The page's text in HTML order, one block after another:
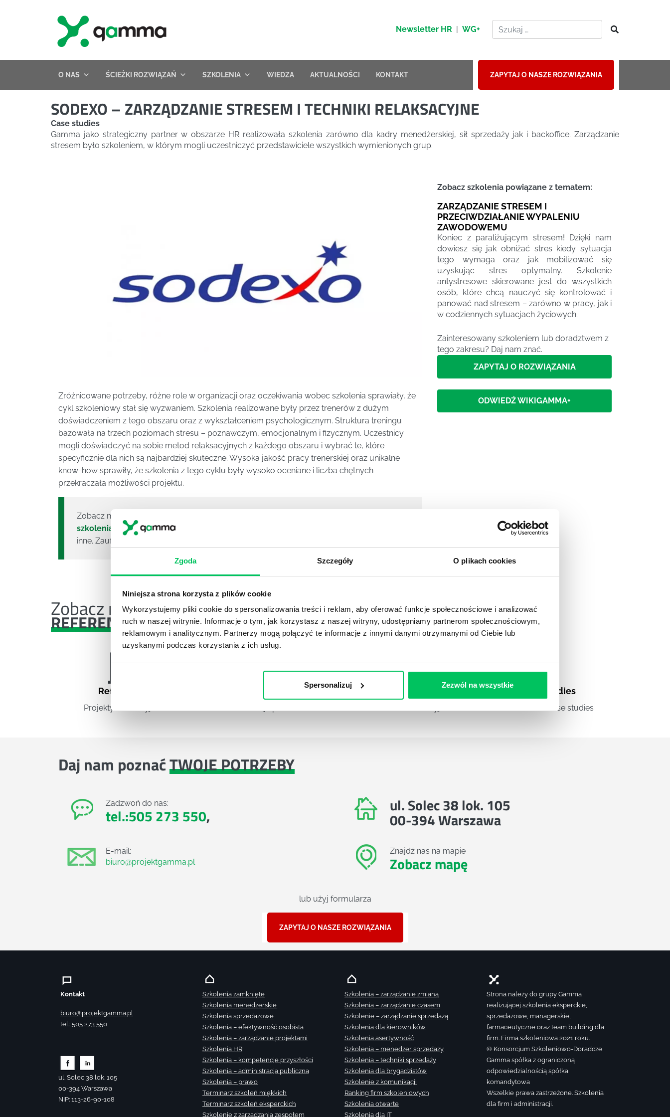
Zgoda Szczegóły O plikach cookies
Niniejsza strona korzysta z plików cookie
Wykorzystujemy pliki cookie do spersonalizowania treści i reklam, aby oferować funkcje społecznościowe i analizować
ruch w naszej witrynie. Informacje o tym, jak korzystasz z naszej witryny, udostępniamy partnerom społecznościowym,
reklamowym i analitycznym. Partnerzy mogą połączyć te informacje z innymi danymi otrzymanymi od Ciebie lub
uzyskanymi podczas korzystania z ich usług.
Spersonalizuj Zezwól na wszystkie
Newsletter HR | WG+
O NAS ŚCIEŻKI ROZWIĄZAŃ SZKOLENIA WIEDZA AKTUALNOŚCI KONTAKT ZAPYTAJ O NASZE ROZWIĄZANIA
SODEXO – ZARZĄDZANIE STRESEM I TECHNIKI RELAKSACYJNE
Case studies
Gamma jako strategiczny partner w obszarze HR realizowała szkolenia zarówno dla kadry menedżerskiej, sił sprzedaży jak i backoffice. Zarządzanie
stresem było szkoleniem, w którym mogli uczestniczyć przedstawiciele wszystkich wymienionych grup.
Zróżnicowane potrzeby, różne role w organizacji oraz oczekiwania wobec szkolenia sprawiały, że
cykl szkoleniowy stał się wyzwaniem. Szkolenia realizowane były przez trenerów z dużym
doświadczeniem z tego obszaru oraz z wykształceniem psychologicznym. Struktura treningu
bazowała na trzech poziomach stresu – poznawczym, emocjonalnym i fizycznym. Uczestnicy
mogli doświadczyć na sobie metod relaksacyjnych z każdego obszaru i wybrać te, które
specyficznie dla nich są najbardziej skuteczne. Wysoka jakość pracy trenerskiej oraz unikalne
know-how sprawiły, że szkolenia z tego cyklu były wysoko oceniane i liczba chętnych
przekraczała możliwości projektu.
Zobacz nasze szkolenia menadżerskie, interpersonalne i szkolenia sprzedażowe np:
szkolenia z negocjacji,szkolenia techniki sprzedaży
inne. Zaufaj firmie szkoleniowej roku.
Zobacz szkolenia powiązane z tematem:
ZARZĄDZANIE STRESEM I
PRZECIWDZIAŁANIE WYPALENIU
ZAWODOWEMU
Koniec z paraliżującym stresem! Dzięki nam
dowiesz się jak obniżać stres kiedy sytuacja
tego wymaga oraz jak mobilizować się
uzyskując stres optymalny. Szkolenie
antystresowe skierowane jest do wszystkich
osób, które chcą nauczyć się kontrolować i
panować nad stresem – zarówno w pracy, jak i
w codziennych sytuacjach życiowych.
Zainteresowany szkoleniem lub doradztwem z
tego zakresu? Daj nam znać.
ZAPYTAJ O ROZWIĄZANIA
ODWIEDŹ WIKIGAMMA+
Zobacz nasze
REFERENCJE I CASE STUDIES
Referencje
Projekty komercyjne
Case studies
Zestawienie case studies
Daj nam poznaćTWOJE POTRZEBY
Zadzwoń do nas:
tel.:505 273 550,
E-mail:
biuro@projektgamma.pl
ul. Solec 38 lok. 105
00-394 Warszawa
Znajdź nas na mapie
Zobacz mapę
lub użyj formularza
ZAPYTAJ O NASZE ROZWIĄZANIA
Kontakt
biuro@projektgamma.pl
tel.: 505 273 550
ul. Solec 38 lok. 105
00-394 Warszawa
NIP: 113-26-90-108
Szkolenia zamknięte
Szkolenia menedżerskie
Szkolenia sprzedażowe
Szkolenia – efektywność osobista
Szkolenia – zarządzanie projektami
Szkolenia HR
Szkolenia – kompetencje przyszłości
Szkolenia – administracja publiczna
Szkolenia – prawo
Terminarz szkoleń miękkich
Terminarz szkoleń eksperckich
Szkolenie z zarządzania zespołem
Szkolenia – zarządzanie zmianą
Szkolenia – zarządzanie czasem
Szkolenie – zarządzanie sprzedażą
Szkolenia dla kierowników
Szkolenia asertywność
Szkolenia – menedżer sprzedaży
Szkolenia – techniki sprzedaży
Szkolenia dla brygadzistów
Szkolenie z komunikacji
Ranking firm szkoleniowych
Szkolenia otwarte
Szkolenia dla IT
Strona należy do grupy Gamma
realizującej szkolenia eksperckie,
sprzedażowe, managerskie,
farmaceutyczne oraz team building dla
firm. Firma szkoleniowa 2021 roku.
© Konsorcjum Szkoleniowo-Doradcze
Gamma spółka z ograniczoną
odpowiedzialnością spółka
komandytowa
Wszelkie prawa zastrzeżone. Szkolenia
dla firm i administracji.